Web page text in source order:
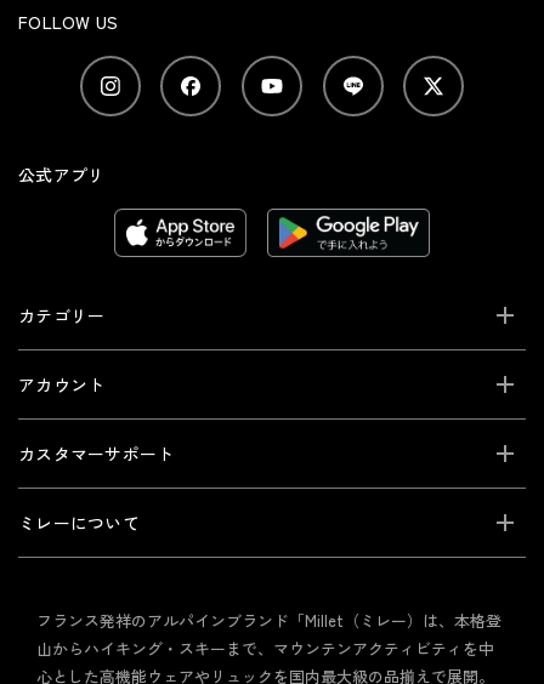
FOLLOW US
公式アプリ
カテゴリー
アカウント
カスタマーサポート
ミレーについて
フランス発祥のアルパインブランド「Millet（ミレー）は、本格登
山からハイキング・スキーまで、マウンテンアクティビティを中
心とした高機能ウェアやリュックを国内最大級の品揃えで展開。